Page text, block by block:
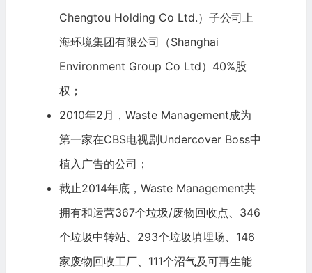
Chengtou Holding Co Ltd.）子公司上
海环境集团有限公司（Shanghai
Environment Group Co Ltd）40%股
权；
2010年2月，Waste Management成为
第一家在CBS电视剧Undercover Boss中
植入广告的公司；
截止2014年底，Waste Management共
拥有和运营367个垃圾/废物回收点、346
个垃圾中转站、293个垃圾填埋场、146
家废物回收工厂、111个沼气及可再生能